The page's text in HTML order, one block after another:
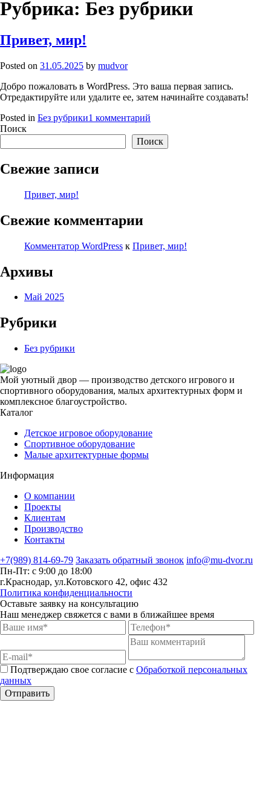
Рубрика: Без рубрики
Привет, мир!
Posted on 31.05.2025 by mudvor
Добро пожаловать в WordPress. Это ваша первая запись.
Отредактируйте или удалите ее, затем начинайте создавать!
Posted in Без рубрики1 комментарий
Привет,
мир!
Поиск
Поиск
Свежие записи
Привет, мир!
Свежие комментарии
Комментатор WordPress к Привет, мир!
Архивы
Май 2025
Рубрики
Без рубрики
Мой уютный двор — производство детского игрового и
спортивного оборудования, малых архитектурных форм и
комплексное благоустройство.
Каталог
Детское игровое оборудование
Спортивное оборудование
Малые архитектурные формы
Информация
О компании
Проекты
Клиентам
Производство
Контакты
+7(989) 814-69-79 Заказать обратный звонок info@mu-dvor.ru
Пн-Пт: с 9:00 до 18:00
г.Краснодар, ул.Котовского 42, офис 432
Политика конфиденциальности
Оставьте заявку на консультацию
Наш менеджер свяжется с вами в ближайшее время
Подтверждаю свое согласие с Обработкой персональных
данных
Отправить